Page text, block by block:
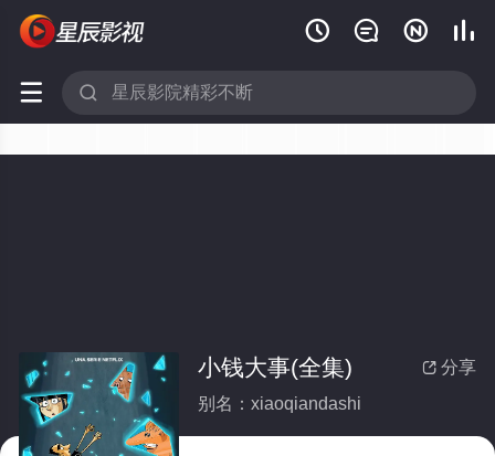
   
 
 分享
小钱大事(全集)
别名：xiaoqiandashi